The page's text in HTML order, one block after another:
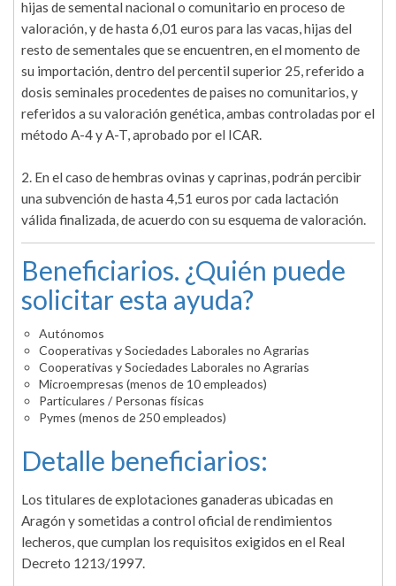
hijas de semental nacional o comunitario en proceso de
valoración, y de hasta 6,01 euros para las vacas, hijas del
resto de sementales que se encuentren, en el momento de
su importación, dentro del percentil superior 25, referido a
dosis seminales procedentes de paises no comunitarios, y
referidos a su valoración genética, ambas controladas por el
método A-4 y A-T, aprobado por el ICAR.
2. En el caso de hembras ovinas y caprinas, podrán percibir
una subvención de hasta 4,51 euros por cada lactación
válida finalizada, de acuerdo con su esquema de valoración.
Beneficiarios. ¿Quién puede
solicitar esta ayuda?
Autónomos
Cooperativas y Sociedades Laborales no Agrarias
Cooperativas y Sociedades Laborales no Agrarias
Microempresas (menos de 10 empleados)
Particulares / Personas físicas
Pymes (menos de 250 empleados)
Detalle beneficiarios:
Los titulares de explotaciones ganaderas ubicadas en
Aragón y sometidas a control oficial de rendimientos
lecheros, que cumplan los requisitos exigidos en el Real
Decreto 1213/1997.